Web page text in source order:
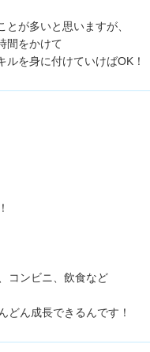
が多いと思いますが、
間をかけて
ルを身に付けていけばOK！
コンビニ、飲食など
どん成長できるんです！